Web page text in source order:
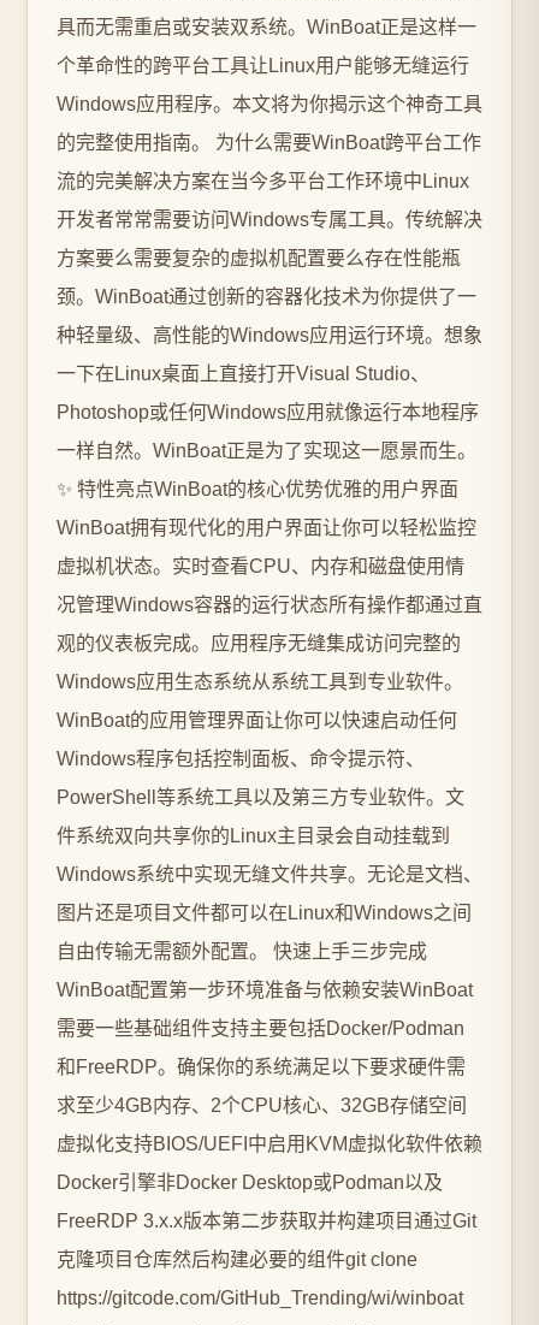
具而无需重启或安装双系统。WinBoat正是这样一
个革命性的跨平台工具让Linux用户能够无缝运行
Windows应用程序。本文将为你揭示这个神奇工具
的完整使用指南。 为什么需要WinBoat跨平台工作
流的完美解决方案在当今多平台工作环境中Linux
开发者常常需要访问Windows专属工具。传统解决
方案要么需要复杂的虚拟机配置要么存在性能瓶
颈。WinBoat通过创新的容器化技术为你提供了一
种轻量级、高性能的Windows应用运行环境。想象
一下在Linux桌面上直接打开Visual Studio、
Photoshop或任何Windows应用就像运行本地程序
一样自然。WinBoat正是为了实现这一愿景而生。
✨ 特性亮点WinBoat的核心优势优雅的用户界面
WinBoat拥有现代化的用户界面让你可以轻松监控
虚拟机状态。实时查看CPU、内存和磁盘使用情
况管理Windows容器的运行状态所有操作都通过直
观的仪表板完成。应用程序无缝集成访问完整的
Windows应用生态系统从系统工具到专业软件。
WinBoat的应用管理界面让你可以快速启动任何
Windows程序包括控制面板、命令提示符、
PowerShell等系统工具以及第三方专业软件。文
件系统双向共享你的Linux主目录会自动挂载到
Windows系统中实现无缝文件共享。无论是文档、
图片还是项目文件都可以在Linux和Windows之间
自由传输无需额外配置。 快速上手三步完成
WinBoat配置第一步环境准备与依赖安装WinBoat
需要一些基础组件支持主要包括Docker/Podman
和FreeRDP。确保你的系统满足以下要求硬件需
求至少4GB内存、2个CPU核心、32GB存储空间
虚拟化支持BIOS/UEFI中启用KVM虚拟化软件依赖
Docker引擎非Docker Desktop或Podman以及
FreeRDP 3.x.x版本第二步获取并构建项目通过Git
克隆项目仓库然后构建必要的组件git clone
https://gitcode.com/GitHub_Trending/wi/winboat